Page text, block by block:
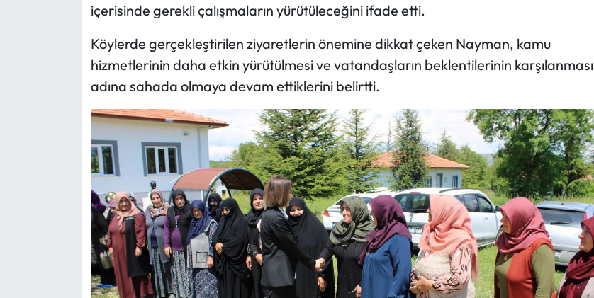
içerisinde gerekli çalışmaların yürütüleceğini ifade etti.
Köylerde gerçekleştirilen ziyaretlerin önemine dikkat çeken Nayman, kamu
hizmetlerinin daha etkin yürütülmesi ve vatandaşların beklentilerinin karşılanması
adına sahada olmaya devam ettiklerini belirtti.
Otomotiv
Resmi İlan
Resmi Reklam
Sungurlu Haberleri